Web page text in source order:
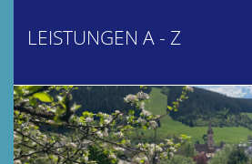
LEISTUNGEN A - Z